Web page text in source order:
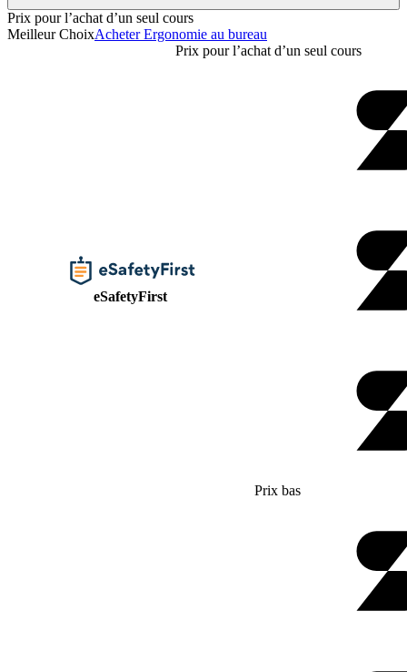
Prix pour l’achat d’un seul cours
Meilleur ChoixAcheter Ergonomie au bureau
Prix pour l’achat d’un seul cours
eSafetyFirst
Prix bas